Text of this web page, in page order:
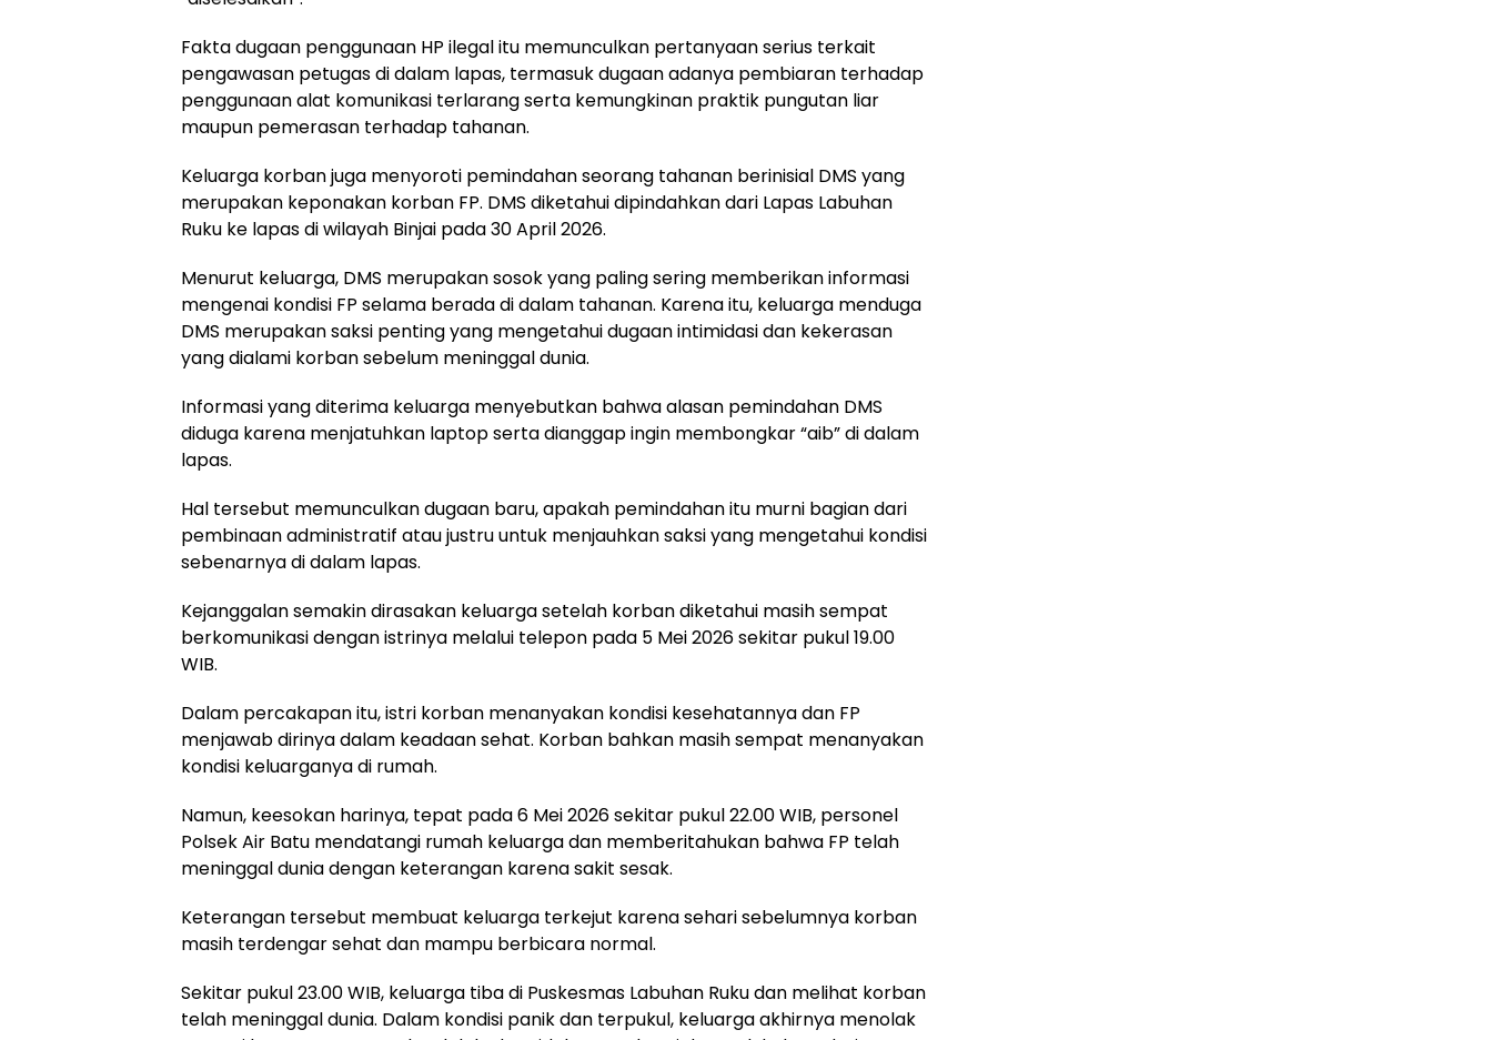
Fakta dugaan penggunaan HP ilegal itu memunculkan pertanyaan serius terkait
pengawasan petugas di dalam lapas, termasuk dugaan adanya pembiaran terhadap
penggunaan alat komunikasi terlarang serta kemungkinan praktik pungutan liar
maupun pemerasan terhadap tahanan.
Keluarga korban juga menyoroti pemindahan seorang tahanan berinisial DMS yang
merupakan keponakan korban FP. DMS diketahui dipindahkan dari Lapas Labuhan
Ruku ke lapas di wilayah Binjai pada 30 April 2026.
Menurut keluarga, DMS merupakan sosok yang paling sering memberikan informasi
mengenai kondisi FP selama berada di dalam tahanan. Karena itu, keluarga menduga
DMS merupakan saksi penting yang mengetahui dugaan intimidasi dan kekerasan
yang dialami korban sebelum meninggal dunia.
Informasi yang diterima keluarga menyebutkan bahwa alasan pemindahan DMS
diduga karena menjatuhkan laptop serta dianggap ingin membongkar “aib” di dalam
lapas.
Hal tersebut memunculkan dugaan baru, apakah pemindahan itu murni bagian dari
pembinaan administratif atau justru untuk menjauhkan saksi yang mengetahui kondisi
sebenarnya di dalam lapas.
Kejanggalan semakin dirasakan keluarga setelah korban diketahui masih sempat
berkomunikasi dengan istrinya melalui telepon pada 5 Mei 2026 sekitar pukul 19.00
WIB.
Dalam percakapan itu, istri korban menanyakan kondisi kesehatannya dan FP
menjawab dirinya dalam keadaan sehat. Korban bahkan masih sempat menanyakan
kondisi keluarganya di rumah.
Namun, keesokan harinya, tepat pada 6 Mei 2026 sekitar pukul 22.00 WIB, personel
Polsek Air Batu mendatangi rumah keluarga dan memberitahukan bahwa FP telah
meninggal dunia dengan keterangan karena sakit sesak.
Keterangan tersebut membuat keluarga terkejut karena sehari sebelumnya korban
masih terdengar sehat dan mampu berbicara normal.
Sekitar pukul 23.00 WIB, keluarga tiba di Puskesmas Labuhan Ruku dan melihat korban
telah meninggal dunia. Dalam kondisi panik dan terpukul, keluarga akhirnya menolak